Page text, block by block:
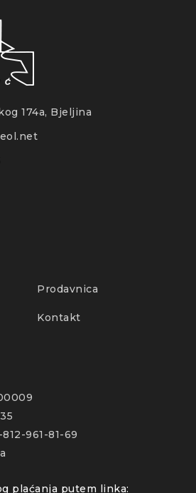
174a, Bjeljina
Prodavnica
Kontakt
961-81-69
plaćanja putem linka: